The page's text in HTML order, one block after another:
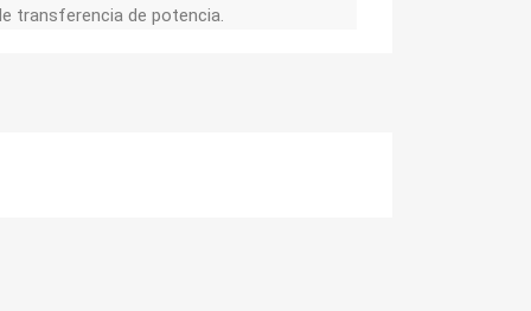
transferencia de potencia.